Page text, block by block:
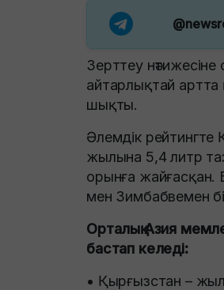
Зерттеу нәтижесіне
айтарлықтай артта
шықты.
Әлемдік рейтингте
жылына 5,4 литр
орынға
мен Зимбабвемен
Орталық Азия
бастап келеді:
• Қырғызстан –